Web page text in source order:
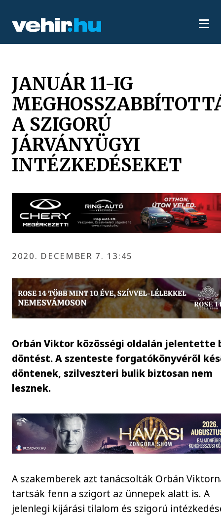
JANUÁR 11-IG
A SZIGORÚ
JÁRVÁNYÜGYI
INTÉZKEDÉSEKET
2020. DECEMBER 7. 13:45
Orbán Viktor közösségi oldalán jelentette
döntést. A szenteste forgatókönyvéről
döntenek, szilveszteri bulik biztosan nem
lesznek.
A szakemberek azt tanácsolták Orbán
tartsák fenn a szigort az ünnepek alatt is. A
jelenlegi kijárási tilalom és szigorú